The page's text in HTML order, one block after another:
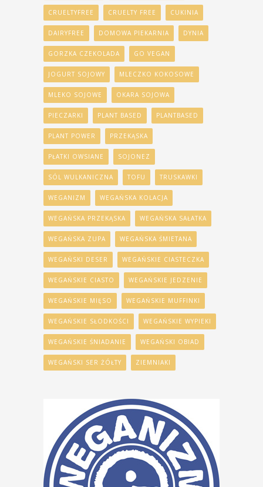
CRUELTYFREE CRUELTY FREE CUKINIA
DAIRYFREE DOMOWA PIEKARNIA DYNIA
GORZKA CZEKOLADA GO VEGAN
JOGURT SOJOWY MLECZKO KOKOSOWE
MLEKO SOJOWE OKARA SOJOWA
PIECZARKI PLANT BASED PLANTBASED
PLANT POWER PRZEKĄSKA
PŁATKI OWSIANE SOJONEZ
SÓL WULKANICZNA TOFU TRUSKAWKI
WEGANIZM WEGAŃSKA KOLACJA
WEGAŃSKA PRZEKĄSKA WEGAŃSKA SAŁATKA
WEGAŃSKA ZUPA WEGAŃSKA ŚMIETANA
WEGAŃSKI DESER WEGAŃSKIE CIASTECZKA
WEGAŃSKIE CIASTO WEGAŃSKIE JEDZENIE
WEGAŃSKIE MIĘSO WEGAŃSKIE MUFFINKI
WEGAŃSKIE SŁODKOŚCI WEGAŃSKIE WYPIEKI
WEGAŃSKIE ŚNIADANIE WEGAŃSKI OBIAD
WEGAŃSKI SER ŻÓŁTY ZIEMNIAKI